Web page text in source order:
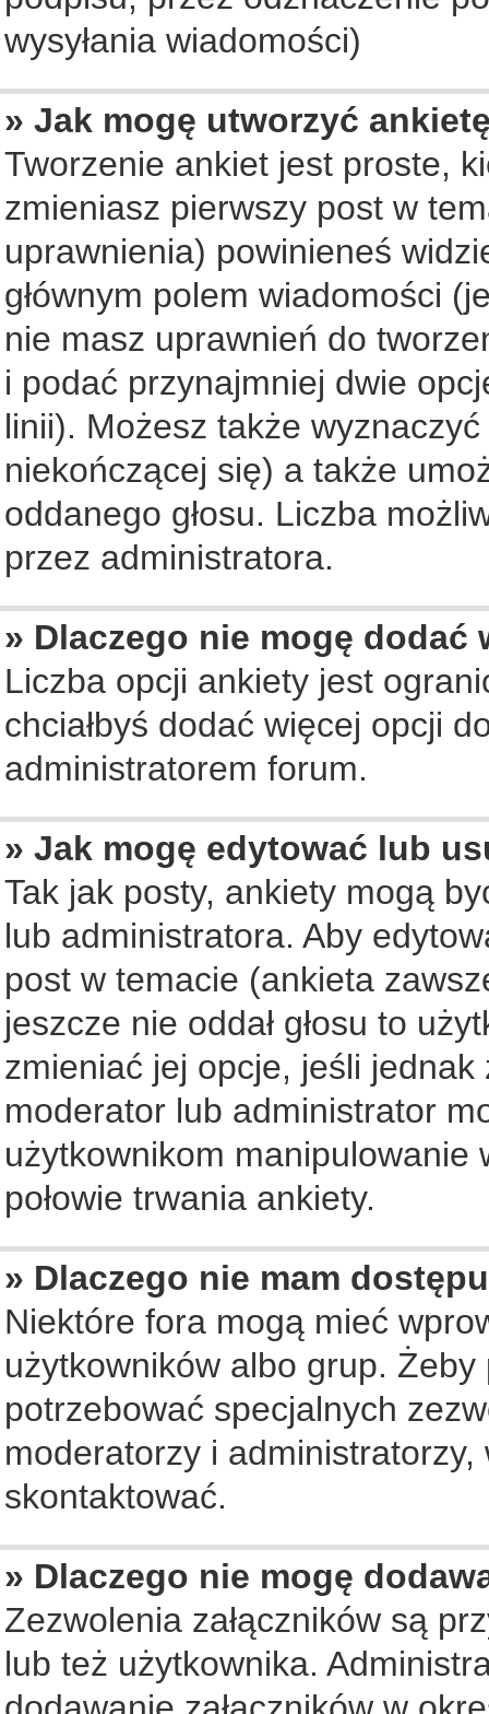
wysyłania wiadomości)
» Jak mogę utworzyć
Tworzenie ankiet jest proste,
zmieniasz pierwszy post w
uprawnienia) powinieneś
głównym polem wiadomości
nie masz uprawnień do
i podać przynajmniej dwie
linii). Możesz także
niekończącej się) a także
oddanego głosu. Liczba
przez administratora.
» Dlaczego nie mogę
Liczba opcji ankiety jest
chciałbyś dodać więcej opcji
administratorem forum.
» Jak mogę edytować lub
Tak jak posty, ankiety mogą
lub administratora. Aby
post w temacie (ankieta
jeszcze nie oddał głosu to
zmieniać jej opcje, jeśli jednak
moderator lub administrator
użytkownikom
połowie trwania ankiety.
» Dlaczego nie mam
Niektóre fora mogą mieć
użytkowników albo grup.
potrzebować specjalnych
moderatorzy i
skontaktować.
» Dlaczego nie mogę
Zezwolenia załączników są
lub też użytkownika.